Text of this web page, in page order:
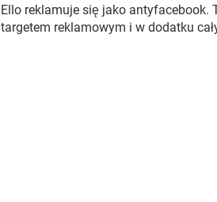
Ello reklamuje się jako antyfacebook.
targetem reklamowym i w dodatku